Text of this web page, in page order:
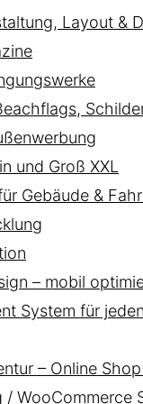
Layout &
und Groß XXL
Gebäude &
– mobil
System für
– Online
/ WooCommerce